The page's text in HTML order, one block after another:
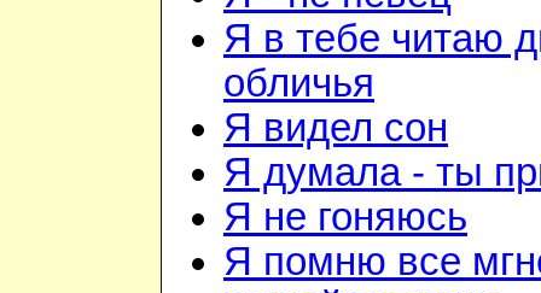
Я в тебе читаю
обличья
Я видел сон
Я думала - ты
Я не гоняюсь
Я помню все